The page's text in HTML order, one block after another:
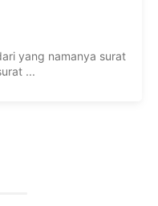
yang namanya surat
...